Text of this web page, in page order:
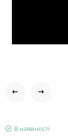
В наявності